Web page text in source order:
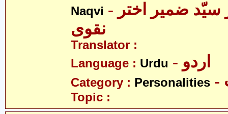
Naqvi - علامہ ڈاکٹر سیّد ضمیر اختر
نقوی
Translator :
Language : Urdu - اردو
Category : Personalities
Topic :